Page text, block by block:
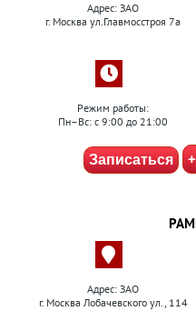
Адрес: ЗАО
г. Москва ул.Главмосстроя 7а
Режим работы:
Пн–Вс: с 9:00 до 21:00
Записаться
Адрес: ЗАО
г. Москва Лобачевского ул., 114